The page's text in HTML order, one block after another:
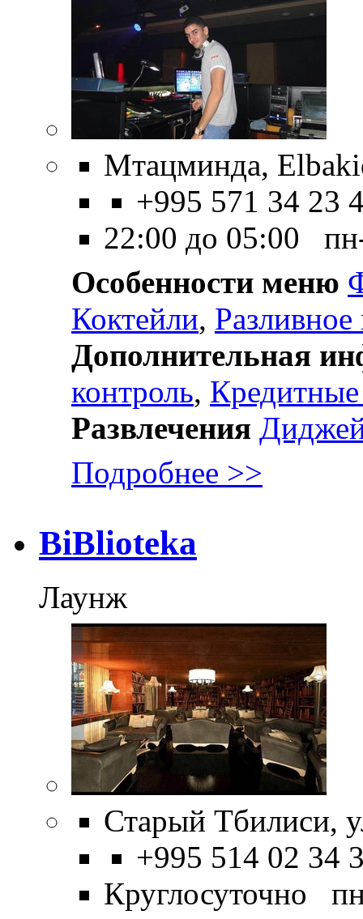
Мтацминда,
+995 571 34 23
22:00 до 05:00
Особенности меню
Коктейли,
Дополнительная
контроль,
Развлечения
Подробнее >>
BiBlioteka
Лаунж
Старый Тбилиси,
+995 514 02 34
Круглосуточно